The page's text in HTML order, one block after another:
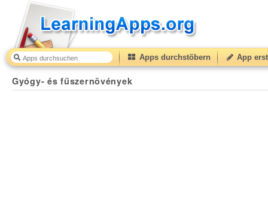
Apps durchstöbern App
Gyógy- és fűszernövények